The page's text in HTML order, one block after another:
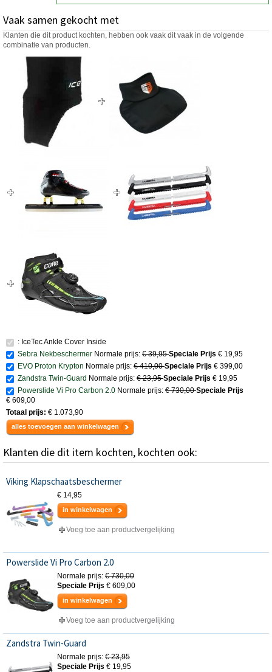
Vaak samen gekocht met
Klanten die dit product kochten, hebben ook vaak dit vaak in de volgende
combinatie van producten.
: IceTec Ankle Cover Inside
Sebra Nekbeschermer Normale prijs: € 39,95Speciale Prijs € 19,95
EVO Proton Krypton Normale prijs: € 410,00Speciale Prijs € 399,00
Zandstra Twin-Guard Normale prijs: € 23,95Speciale Prijs € 19,95
Powerslide Vi Pro Carbon 2.0 Normale prijs: € 730,00Speciale Prijs
€ 609,00
Totaal prijs: € 1.073,90
alles toevoegen aan winkelwagen
Klanten die dit item kochten, kochten ook:
Viking Klapschaatsbeschermer
€ 14,95
in winkelwagen
Voeg toe aan productvergelijking
Powerslide Vi Pro Carbon 2.0
Normale prijs: € 730,00
Speciale Prijs € 609,00
in winkelwagen
Voeg toe aan productvergelijking
Zandstra Twin-Guard
Normale prijs: € 23,95
Speciale Prijs € 19,95